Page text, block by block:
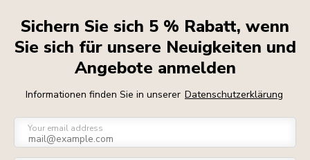
Sichern Sie sich 5 % Rabatt, wenn
Sie sich für unsere Neuigkeiten und
Angebote anmelden
Informationen finden Sie in unserer Datenschutzerklärung
Your email address